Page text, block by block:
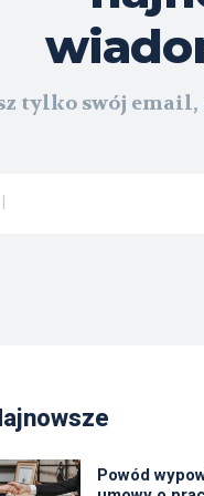
tylko swój email,
Powód